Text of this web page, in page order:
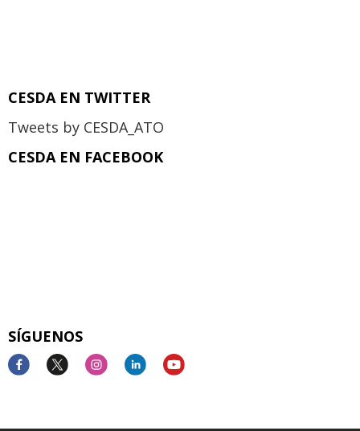
CESDA EN TWITTER
Tweets by CESDA_ATO
CESDA EN FACEBOOK
SÍGUENOS